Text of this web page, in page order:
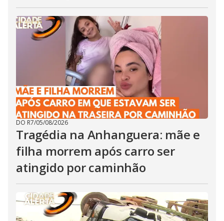
DO R7/05/08/2026
Tragédia na Anhanguera: mãe e
filha morrem após carro ser
atingido por caminhão